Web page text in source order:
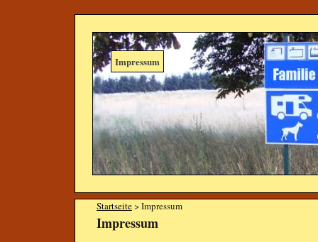
Impressum
Startseite> Impressum
Impressum